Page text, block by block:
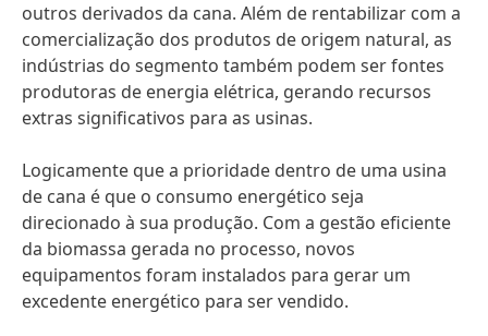
outros derivados da cana. Além de rentabilizar com a
comercialização dos produtos de origem natural, as
indústrias do segmento também podem ser fontes
produtoras de energia elétrica, gerando recursos
extras significativos para as usinas.
Logicamente que a prioridade dentro de uma usina
de cana é que o consumo energético seja
direcionado à sua produção. Com a gestão eficiente
da biomassa gerada no processo, novos
equipamentos foram instalados para gerar um
excedente energético para ser vendido.